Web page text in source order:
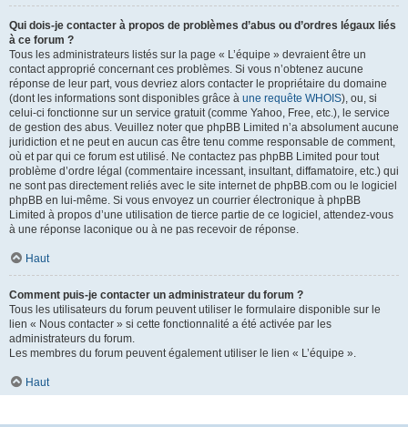
Qui dois-je contacter à propos de problèmes d’abus ou d’ordres légaux liés
à ce forum ?
Tous les administrateurs listés sur la page « L’équipe » devraient être un
contact approprié concernant ces problèmes. Si vous n’obtenez aucune
réponse de leur part, vous devriez alors contacter le propriétaire du domaine
(dont les informations sont disponibles grâce à une requête WHOIS), ou, si
celui-ci fonctionne sur un service gratuit (comme Yahoo, Free, etc.), le service
de gestion des abus. Veuillez noter que phpBB Limited n’a absolument aucune
juridiction et ne peut en aucun cas être tenu comme responsable de comment,
où et par qui ce forum est utilisé. Ne contactez pas phpBB Limited pour tout
problème d’ordre légal (commentaire incessant, insultant, diffamatoire, etc.) qui
ne sont pas directement reliés avec le site internet de phpBB.com ou le logiciel
phpBB en lui-même. Si vous envoyez un courrier électronique à phpBB
Limited à propos d’une utilisation de tierce partie de ce logiciel, attendez-vous
à une réponse laconique ou à ne pas recevoir de réponse.
Haut
Comment puis-je contacter un administrateur du forum ?
Tous les utilisateurs du forum peuvent utiliser le formulaire disponible sur le
lien « Nous contacter » si cette fonctionnalité a été activée par les
administrateurs du forum.
Les membres du forum peuvent également utiliser le lien « L’équipe ».
Haut